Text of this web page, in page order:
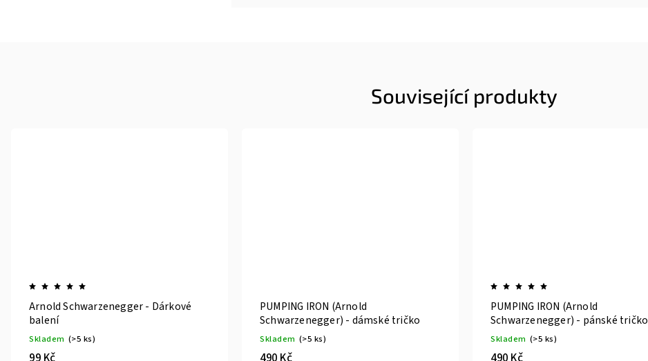
Související produkty
Arnold Schwarzenegger - Dárkové
balení
Skladem (>5 ks)
PUMPING IRON (Arnold
Schwarzenegger) - dámské tričko
Skladem (>5 ks)
PUMPING IRON (Arnold
Schwarzenegger) - pánské tričko
Skladem (>5 ks)